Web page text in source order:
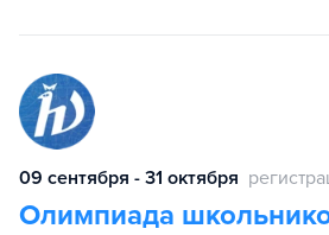
09 сентября - 31 октября
Олимпиада